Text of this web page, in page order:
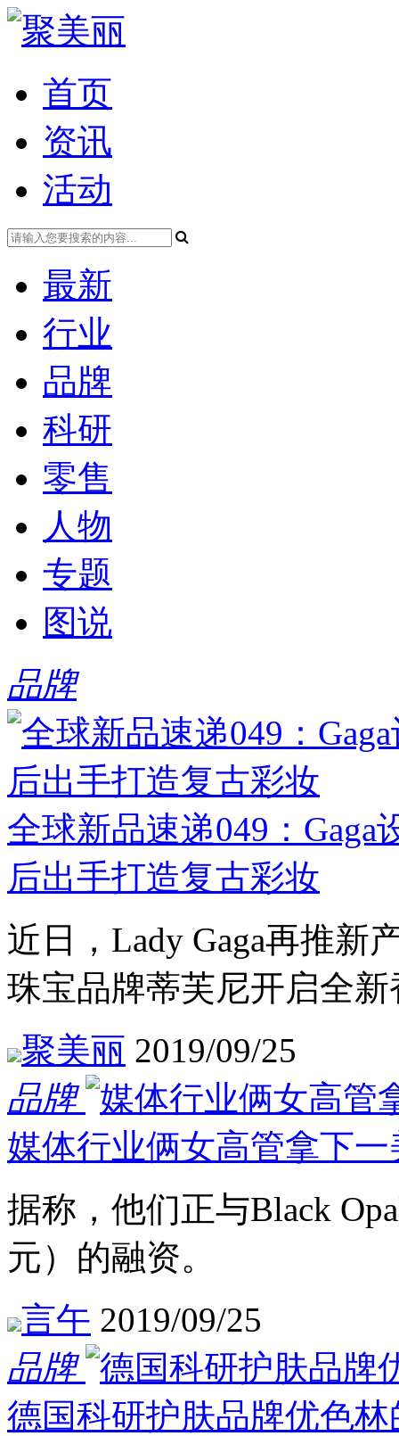
首页
资讯
活动
最新
行业
品牌
科研
零售
人物
专题
图说
品牌
全球新品速递049：
后出手打造复古彩妆
近日，Lady Gaga再推新
珠宝品牌蒂芙尼开启全
聚美丽 2019/09/25
品牌
媒体行业俩女高管拿下
据称，他们正与Black
元）的融资。
言午 2019/09/25
品牌
德国科研护肤品牌优色